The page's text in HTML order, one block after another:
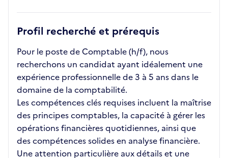
Profil recherché et prérequis
Pour le poste de Comptable (h/f), nous
recherchons un candidat ayant idéalement une
expérience professionnelle de 3 à 5 ans dans le
domaine de la comptabilité.
Les compétences clés requises incluent la maîtrise
des principes comptables, la capacité à gérer les
opérations financières quotidiennes, ainsi que
des compétences solides en analyse financière.
Une attention particulière aux détails et une